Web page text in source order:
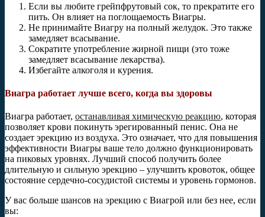
Если вы любите грейпфрутовый сок, то прекратите его
пить. Он влияет на поглощаемость Виагры.
Не принимайте Виагру на полный желудок. Это также
замедляет всасывание.
Сократите употребление жирной пищи (это тоже
замедляет всасывание лекарства).
Избегайте алкоголя и курения.
Виагра работает лучше всего, когда вы здоровы
Виагра работает, останавливая химическую реакцию, которая
позволяет крови покинуть эрегированный пенис. Она не
создает эрекцию из воздуха. Это означает, что для повышения
эффективности Виагры ваше тело должно функционировать
на пиковых уровнях. Лучший способ получить более
длительную и сильную эрекцию – улучшить кровоток, общее
состояние сердечно-сосудистой системы и уровень гормонов.
У вас больше шансов на эрекцию с Виагрой или без нее, если
вы: